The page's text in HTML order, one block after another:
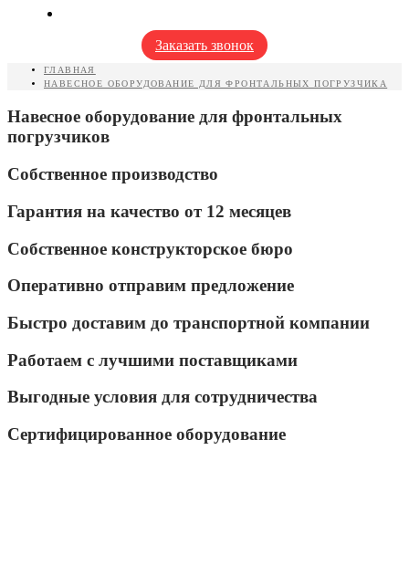
для экскаваторов
Заказать звонок
ГЛАВНАЯ
НАВЕСНОЕ ОБОРУДОВАНИЕ ДЛЯ ФРОНТАЛЬНЫХ ПОГРУЗЧИКА
Навесное оборудование для фронтальных
погрузчиков
Собственное производство
Гарантия на качество от 12 месяцев
Собственное конструкторское бюро
Оперативно отправим предложение
Быстро доставим до транспортной компании
Работаем с лучшими поставщиками
Выгодные условия для сотрудничества
Сертифицированное оборудование